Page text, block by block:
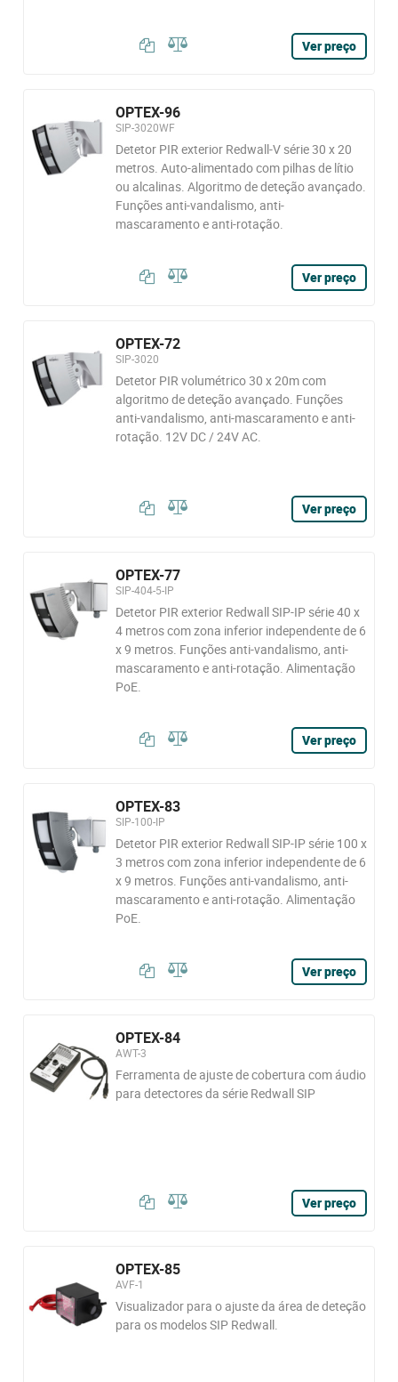
Ver preço
OPTEX-96
SIP-3020WF
Detetor PIR exterior Redwall-V série 30 x 20
metros. Auto-alimentado com pilhas de lítio
ou alcalinas. Algoritmo de deteção avançado.
Funções anti-vandalismo, anti-
mascaramento e anti-rotação.
Ver preço
OPTEX-72
SIP-3020
Detetor PIR volumétrico 30 x 20m com
algoritmo de deteção avançado. Funções
anti-vandalismo, anti-mascaramento e anti-
rotação. 12V DC / 24V AC.
Ver preço
OPTEX-77
SIP-404-5-IP
Detetor PIR exterior Redwall SIP-IP série 40 x
4 metros com zona inferior independente de 6
x 9 metros. Funções anti-vandalismo, anti-
mascaramento e anti-rotação. Alimentação
PoE.
Ver preço
OPTEX-83
SIP-100-IP
Detetor PIR exterior Redwall SIP-IP série 100 x
3 metros com zona inferior independente de 6
x 9 metros. Funções anti-vandalismo, anti-
mascaramento e anti-rotação. Alimentação
PoE.
Ver preço
OPTEX-84
AWT-3
Ferramenta de ajuste de cobertura com áudio
para detectores da série Redwall SIP
Ver preço
OPTEX-85
AVF-1
Visualizador para o ajuste da área de deteção
para os modelos SIP Redwall.